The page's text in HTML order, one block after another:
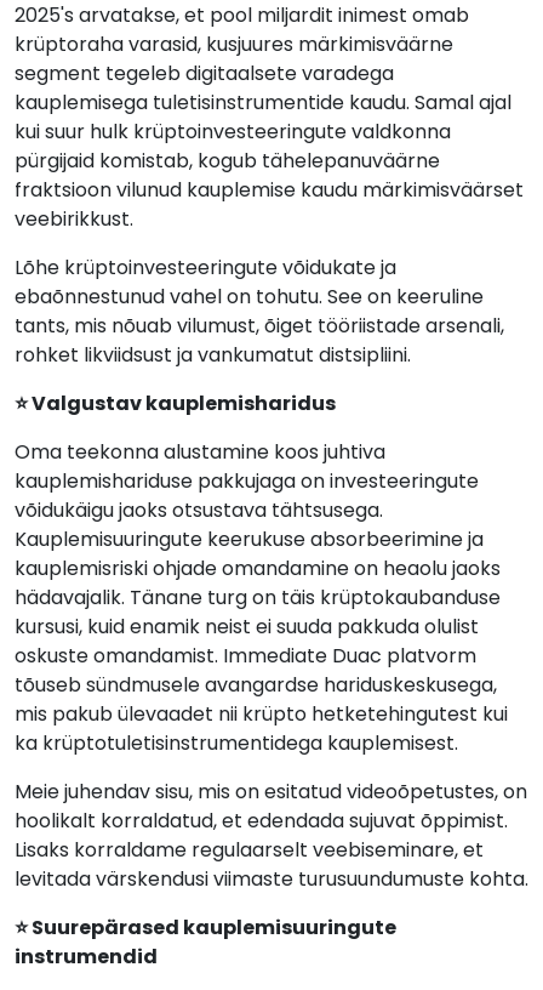
2025's arvatakse, et pool miljardit inimest omab
krüptoraha varasid, kusjuures märkimisväärne
segment tegeleb digitaalsete varadega
kauplemisega tuletisinstrumentide kaudu. Samal ajal
kui suur hulk krüptoinvesteeringute valdkonna
pürgijaid komistab, kogub tähelepanuväärne
fraktsioon vilunud kauplemise kaudu märkimisväärset
veebirikkust.
Lõhe krüptoinvesteeringute võidukate ja
ebaõnnestunud vahel on tohutu. See on keeruline
tants, mis nõuab vilumust, õiget tööriistade arsenali,
rohket likviidsust ja vankumatut distsipliini.
⭐ Valgustav kauplemisharidus
Oma teekonna alustamine koos juhtiva
kauplemishariduse pakkujaga on investeeringute
võidukäigu jaoks otsustava tähtsusega.
Kauplemisuuringute keerukuse absorbeerimine ja
kauplemisriski ohjade omandamine on heaolu jaoks
hädavajalik. Tänane turg on täis krüptokaubanduse
kursusi, kuid enamik neist ei suuda pakkuda olulist
oskuste omandamist. Immediate Duac platvorm
tõuseb sündmusele avangardse hariduskeskusega,
mis pakub ülevaadet nii krüpto hetketehingutest kui
ka krüptotuletisinstrumentidega kauplemisest.
Meie juhendav sisu, mis on esitatud videoõpetustes, on
hoolikalt korraldatud, et edendada sujuvat õppimist.
Lisaks korraldame regulaarselt veebiseminare, et
levitada värskendusi viimaste turusuundumuste kohta.
⭐ Suurepärased kauplemisuuringute
instrumendid